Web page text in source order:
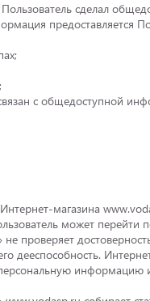
сделал
предоставляется
с общедоступной
магазина
может
проверяет
дееспособность.
персональную